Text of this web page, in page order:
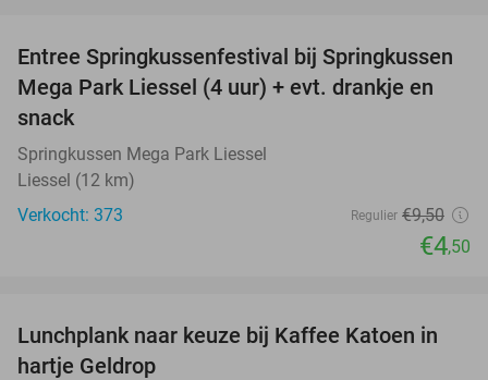
53%
Entree Springkussenfestival bij Springkussen
Mega Park Liessel (4 uur) + evt. drankje en
snack
Springkussen Mega Park Liessel
Liessel (12 km)
Verkocht: 373
Regulier €9,50
€4,50
32%
Lunchplank naar keuze bij Kaffee Katoen in
hartje Geldrop